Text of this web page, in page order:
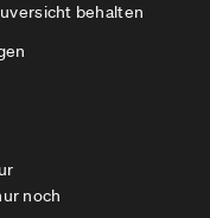
behalten
noch